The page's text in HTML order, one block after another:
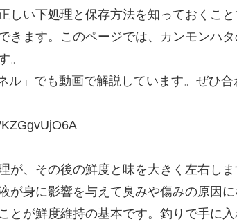
しい下処理と保存方法を知っておくこと
きます。このページでは、カンモンハ
。
ル」でも動画で解説しています。ぜひ合
が、その後の鮮度と味を大きく左右し
が身に影響を与えて臭みや傷みの原因に
とが鮮度維持の基本です。釣りで手に